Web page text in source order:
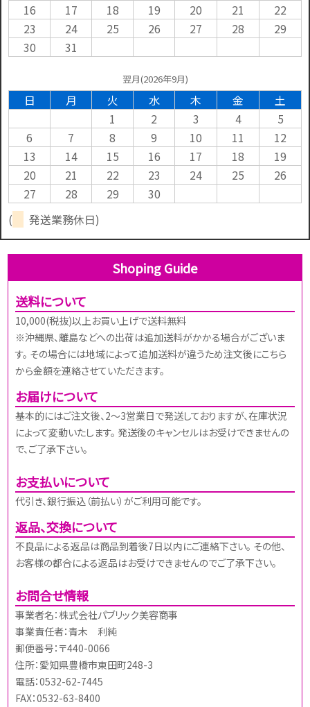
16
17 18 19 20 21
22
23
24 25 26 27 28
29
30
31
翌月(2026年9月)
日 月 火 水 木 金
土
1
2 3 4
5
6
7 8 9 10 11
12
13
14 15 16 17 18
19
20
21 22 23 24 25
26
27
28 29
30
(
発送業務休日)
Shoping Guide
送料について
10,000(税抜)以上お買い上げで送料無料
※沖縄県、離島などへの出荷は追加送料がかかる場合がございま
す。 その場合には地域によって追加送料が違うため注文後にこちら
から金額を連絡させていただきます。
お届けについて
基本的にはご注文後、2～3営業日で発送しておりますが、在庫状況
によって変動いたします。 発送後のキャンセルはお受けできませんの
で、ご了承下さい。
お支払いについて
代引き、銀行振込（前払い）がご利用可能です。
返品、交換について
不良品による返品は商品到着後7日以内にご連絡下さい。 その他、
お客様の都合による返品はお受けできませんのでご了承下さい。
お問合せ情報
事業者名：株式会社パブリック美容商事
事業責任者：青木 利純
郵便番号：〒440-0066
住所：愛知県豊橋市東田町248-3
電話：0532-62-7445
FAX：0532-63-8400